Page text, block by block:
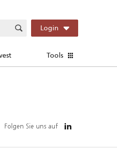
Login
Tools
Folgen Sie uns auf